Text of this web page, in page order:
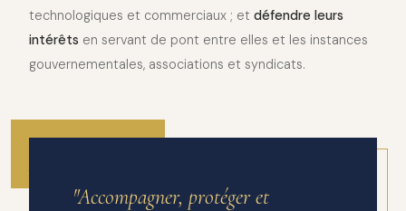
technologiques et commerciaux ; et défendre leurs
intérêts en servant de pont entre elles et les instances
gouvernementales, associations et syndicats.
2010
ANNÉE DE FONDATION
"Accompagner, protéger et